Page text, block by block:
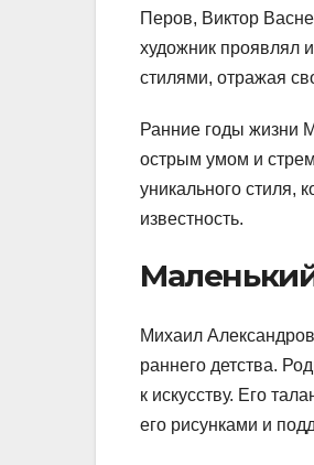
Перов, Виктор
художник проявлял
стилями, отражая
Ранние годы жизни
острым умом и
уникального стиля,
известность.
Михаил
раннего детства.
к искусству. Его
его рисунками и